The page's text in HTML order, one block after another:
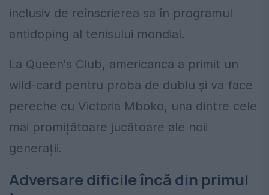
inclusiv de reînscrierea sa în programul
antidoping al tenisului mondial.
La Queen's Club, americanca a primit un
wild-card pentru proba de dublu și va face
pereche cu Victoria Mboko, una dintre cele
mai promițătoare jucătoare ale noii
generații.
Adversare dificile încă din primul